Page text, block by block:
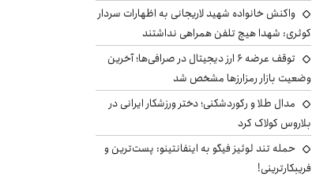
واکنش خانواده شهید لاریجانی به اظهارات سردار
کوثری: شهدا هیچ تلفن همراهی نداشتند
توقف عرضه ۶ ارز دیجیتال در صرافی‌ها؛ آخرین
وضعیت بازار رمزارزها مشخص شد
مدال طلا و رکوردشکنی؛ دختر ورزشکار ایرانی در
بلاروس کولاک کرد
حمله تند لوئیز فیگو به اینفانتینو: پست‌ترین و
فریبکارترینی!